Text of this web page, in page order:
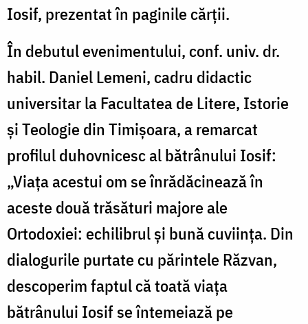
Iosif, prezentat în paginile cărții.
În debutul evenimentului, conf. univ. dr.
habil. Daniel Lemeni, cadru didactic
universitar la Facultatea de Litere, Istorie
și Teologie din Timișoara, a remarcat
profilul duhovnicesc al bătrânului Iosif:
„Viața acestui om se înrădăcinează în
aceste două trăsături majore ale
Ortodoxiei: echilibrul și bună cuviința. Din
dialogurile purtate cu părintele Răzvan,
descoperim faptul că toată viața
bătrânului Iosif se întemeiază pe